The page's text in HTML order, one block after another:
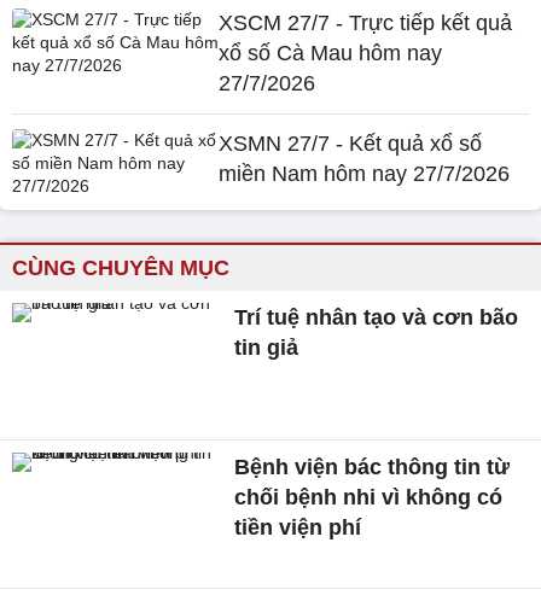
XSCM 27/7 - Trực tiếp kết quả
xổ số Cà Mau hôm nay
27/7/2026
XSMN 27/7 - Kết quả xổ số
miền Nam hôm nay 27/7/2026
CÙNG CHUYÊN MỤC
Trí tuệ nhân tạo và cơn bão
tin giả
Bệnh viện bác thông tin từ
chối bệnh nhi vì không có
tiền viện phí